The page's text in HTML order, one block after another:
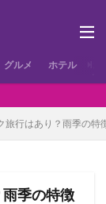
グルメ ホテル
旅行はあり？雨季の特
季の特徴